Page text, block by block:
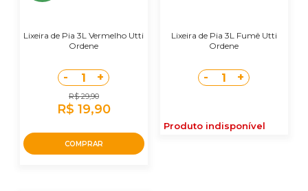
Lixeira de Pia 3L Vermelho Utti
Ordene
- 1 +
R$ 29,90
R$ 19,90
COMPRAR
Lixeira de Pia 3L Fumê Utti
Ordene
- 1 +
Produto indisponível